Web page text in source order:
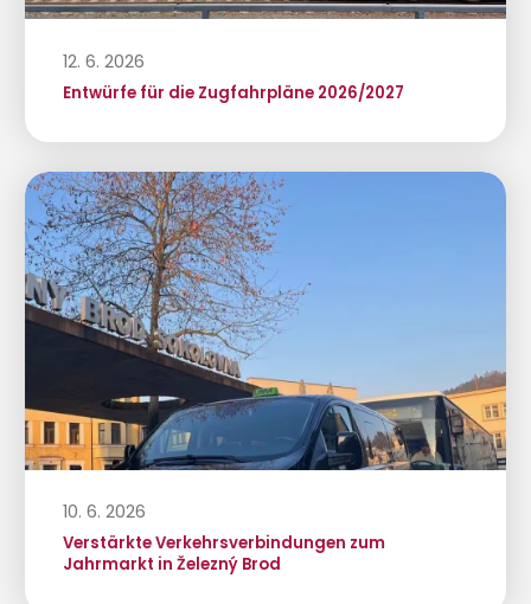
12. 6. 2026
Entwürfe für die Zugfahrpläne 2026/2027
10. 6. 2026
Verstärkte Verkehrsverbindungen zum
Jahrmarkt in Železný Brod